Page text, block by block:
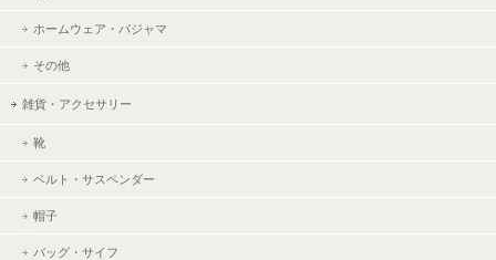
ホームウェア・パジャマ
その他
雑貨・アクセサリー
靴
ベルト・サスペンダー
帽子
バッグ・サイフ